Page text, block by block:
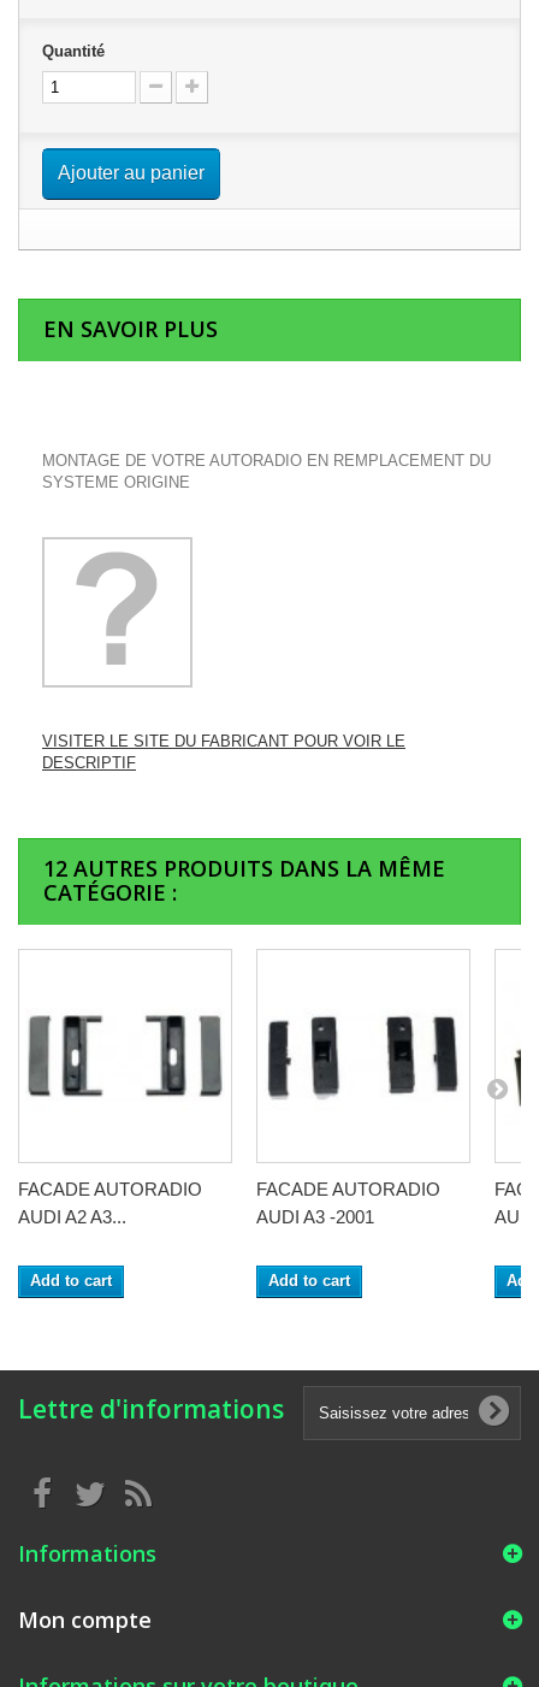
Quantité
Ajouter au panier
EN SAVOIR PLUS
MONTAGE DE VOTRE AUTORADIO EN REMPLACEMENT DU
SYSTEME ORIGINE
VISITER LE SITE DU FABRICANT POUR VOIR LE
DESCRIPTIF
12 AUTRES PRODUITS DANS LA MÊME
CATÉGORIE :
FACADE AUTORADIO
AUDI A2 A3...
Add to cart
FACADE AUTORADIO
AUDI A3 -2001
Add to cart
Lettre d'informations
Informations
Mon compte